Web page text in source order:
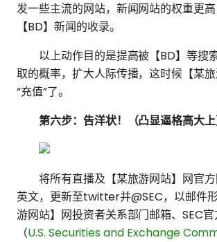
发一些主流的网站，新闻网站的权重更
【BD】新闻的收录。
以上动作目的是提高被【BD】等搜
取的概率，扩大人际传播，这时候【某
“充值”了。
第六步：告洋状！（凸显逼格高大上
将所有直播及【某旅游网站】网官方
英文，更新至twitter并@SEC，以邮件
游网站】网投资者关系部门邮箱、SEC
（U.S. Securities and Exchange